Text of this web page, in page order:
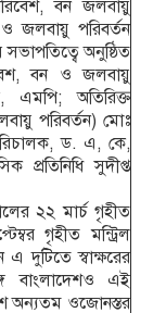
বন জলবায়ু
জলবায়ু পরিবর্তন
অনুষ্ঠিত
বন ও জলবায়ু
এমপি; অতিরিক্ত
পরিবর্তন) মোঃ
ড. এ, কে,
সুদীপ্ত
২২ মার্চ গৃহীত
গৃহীত মন্ট্রিল
দুটিতে স্বাক্ষরের
বাংলাদেশও এই
অন্যতম ওজোনস্তর